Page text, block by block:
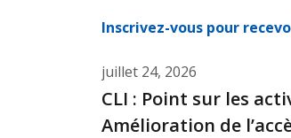
Inscrivez-vous pour
juillet 24, 2026
CLI : Point sur les
Amélioration de